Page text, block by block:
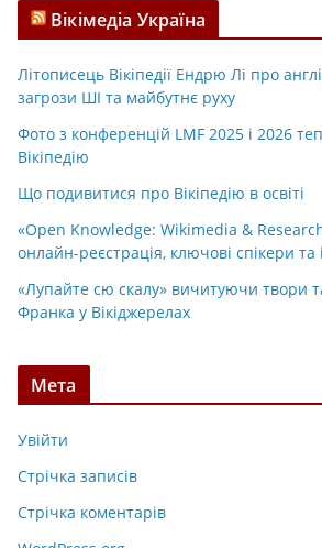
Вікімедіа Україна
Літописець Вікіпедії Ендрю Лі про
загрози ШІ та майбутнє руху
Фото з конференцій LMF 2025 і 2026
Вікіпедію
Що подивитися про Вікіпедію в освіті
«Open Knowledge: Wikimedia &
онлайн-реєстрація, ключові спікери та
«Лупайте сю скалу» вичитуючи твори
Франка у Вікіджерелах
Мета
Увійти
Стрічка записів
Стрічка коментарів